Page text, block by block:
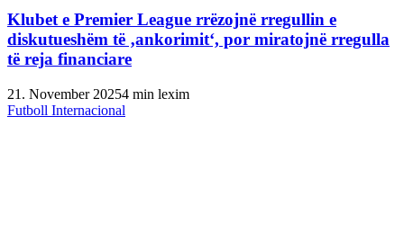
Klubet e Premier League rrëzojnë rregullin e
diskutueshëm të ‚ankorimit‘, por miratojnë rregulla
të reja financiare
21. November 20254 min lexim
Futboll Internacional